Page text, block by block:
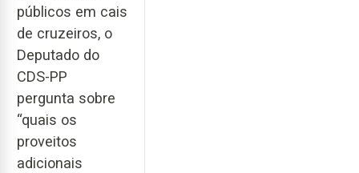
públicos em cais
de cruzeiros, o
Deputado do
CDS-PP
pergunta sobre
“quais os
proveitos
adicionais